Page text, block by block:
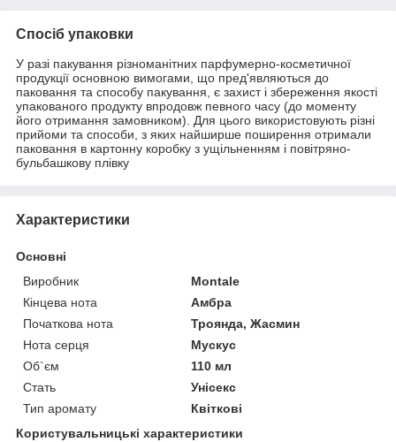
Спосіб упаковки
У разі пакування різноманітних парфумерно-косметичної
продукції основною вимогами, що пред'являються до
паковання та способу пакування, є захист і збереження якості
упакованого продукту впродовж певного часу (до моменту
його отримання замовником). Для цього використовують різні
прийоми та способи, з яких найширше поширення отримали
паковання в картонну коробку з ущільненням і повітряно-
бульбашкову плівку
Характеристики
Основні
Виробник
Montale
Кінцева нота
Амбра
Початкова нота
Троянда, Жасмин
Нота серця
Мускус
Об`єм
110 мл
Стать
Унісекс
Тип аромату
Квіткові
Користувальницькі характеристики